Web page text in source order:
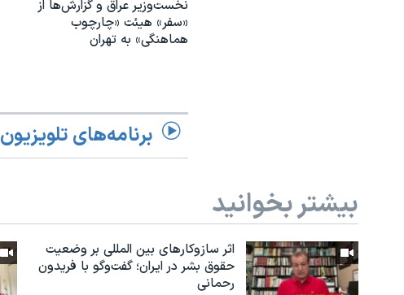
نخست‌وزیر عراق و گزارش‌ها از
«سفر» هیئت «چارچوب
هماهنگی» به تهران
برنامه‌های تلویزیون
بیشتر بخوانید
اثر ساز‌و‌کارهای بین المللی بر وضعیت
حقوق بشر در ایران؛ گفت‌وگو با فریدون
رحمانی